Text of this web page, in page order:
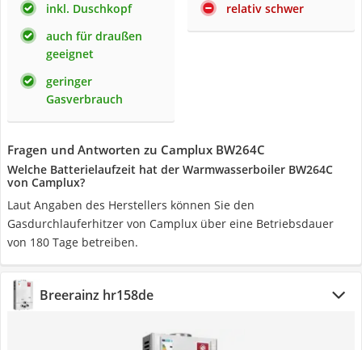
inkl. Duschkopf
auch für draußen
geeignet
geringer
Gasverbrauch
relativ schwer
Fragen und Antworten zu Camplux BW264C
Welche Batterielaufzeit hat der Warmwasserboiler BW264C
von Camplux?
Laut Angaben des Herstellers können Sie den
Gasdurchlauferhitzer von Camplux über eine Betriebsdauer
von 180 Tage betreiben.
Breerainz hr158de